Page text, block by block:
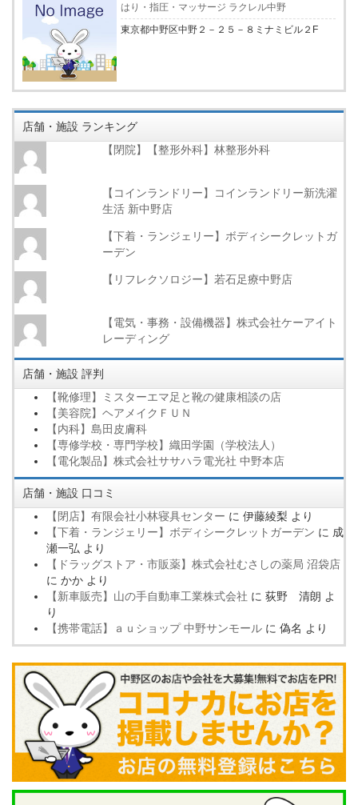
はり・指圧・マッサージ ラクレル中野
東京都中野区中野２－２５－８ミナミビル２F
店舗・施設 ランキング
【閉院】【整形外科】林整形外科
【コインランドリー】コインランドリー新洗濯
生活 新中野店
【下着・ランジェリー】ボディシークレットガ
ーデン
【リフレクソロジー】若石足療中野店
【電気・事務・設備機器】株式会社ケーアイト
レーディング
店舗・施設 評判
【靴修理】ミスターエマ足と靴の健康相談の店
【美容院】ヘアメイクＦＵＮ
【内科】島田皮膚科
【専修学校・専門学校】織田学園（学校法人）
【電化製品】株式会社ササハラ電光社 中野本店
店舗・施設 口コミ
【閉店】有限会社小林寝具センター に 伊藤綾梨 より
【下着・ランジェリー】ボディシークレットガーデン に 成
瀬一弘 より
【ドラッグストア・市販薬】株式会社むさしの薬局 沼袋店
に かか より
【新車販売】山の手自動車工業株式会社 に 荻野 清朗 よ
り
【携帯電話】ａｕショップ 中野サンモール に 偽名 より